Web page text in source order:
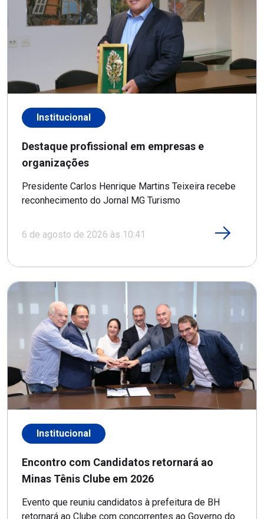
Institucional
Destaque profissional em empresas e
organizações
Presidente Carlos Henrique Martins Teixeira recebe
reconhecimento do Jornal MG Turismo
6 de agosto de 2026 às 10:41
Institucional
Encontro com Candidatos retornará ao
Minas Tênis Clube em 2026
Evento que reuniu candidatos à prefeitura de BH
retornará ao Clube com concorrentes ao Governo do